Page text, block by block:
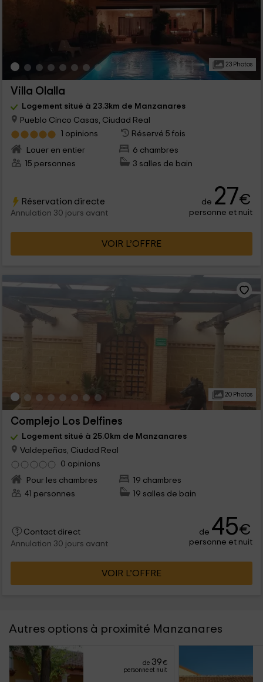
23 Photos
Villa Olalla
Logement situé à 23.3km de Manzanares
Pueblo Cinco Casas, Ciudad Real
1 opinions
Réservé 5 fois
Louer en entier
6 chambres
15 personnes
3 salles de bain
Réservation directe
Annulation 30 jours avant
de 27€
personne et nuit
VOIR L’OFFRE
20 Photos
Complejo Los Delfines
Logement situé à 25.0km de Manzanares
Valdepeñas, Ciudad Real
0 opinions
Pour les chambres
19 chambres
41 personnes
19 salles de bain
Contact direct
Annulation 30 jours avant
de 45€
personne et nuit
VOIR L’OFFRE
Autres options à proximité Manzanares
de 39€
personne et nuit